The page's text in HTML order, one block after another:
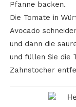
Pfanne backen.
Die Tomate in
Avocado
und dann die
und füllen Sie die
Zahnstocher